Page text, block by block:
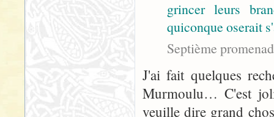
grincer leurs
quiconque oserait
Septième
J'ai fait quelques
Murmoulu… C'est
veuille dire grand